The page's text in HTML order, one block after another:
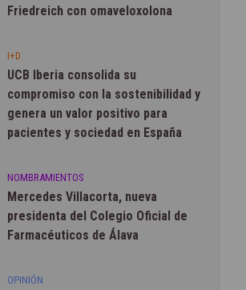
Friedreich con omaveloxolona
I+D
UCB Iberia consolida su
compromiso con la sostenibilidad y
genera un valor positivo para
pacientes y sociedad en España
NOMBRAMIENTOS
Mercedes Villacorta, nueva
presidenta del Colegio Oficial de
Farmacéuticos de Álava
OPINIÓN